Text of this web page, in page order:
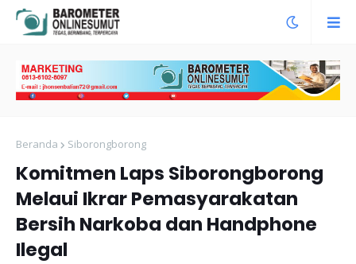
Beranda Siborongborong
Komitmen Laps Siborongborong
Melaui Ikrar Pemasyarakatan
Bersih Narkoba dan Handphone
Ilegal